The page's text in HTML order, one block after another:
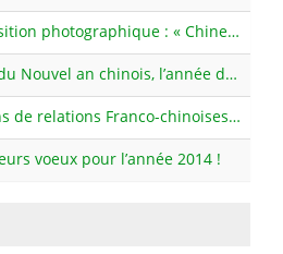
Exposition photographique : « Chine, entre tradition et modernisme »
Fête du Nouvel an chinois, l’année du Cheval
50 ans de relations Franco-chinoises : bilan et perspectives
voeux pour l’année 2014 !